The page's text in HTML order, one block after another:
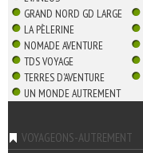
GRAND NORD GD LARGE
LA PÈLERINE
NOMADE AVENTURE
TDS VOYAGE
TERRES D'AVENTURE
UN MONDE AUTREMENT
VOYAGEONS-AUTREMENT